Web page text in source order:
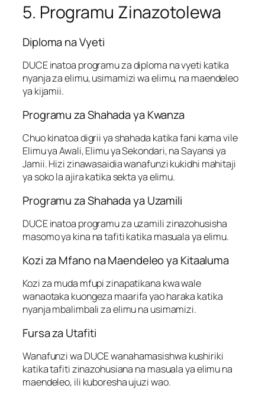
5. Programu Zinazotolewa
Diploma na Vyeti
DUCE inatoa programu za diploma na vyeti katika
nyanja za elimu, usimamizi wa elimu, na maendeleo
ya kijamii.
Programu za Shahada ya Kwanza
Chuo kinatoa digrii ya shahada katika fani kama vile
Elimu ya Awali, Elimu ya Sekondari, na Sayansi ya
Jamii. Hizi zinawasaidia wanafunzi kukidhi mahitaji
ya soko la ajira katika sekta ya elimu.
Programu za Shahada ya Uzamili
DUCE inatoa programu za uzamili zinazohusisha
masomo ya kina na tafiti katika masuala ya elimu.
Kozi za Mfano na Maendeleo ya Kitaaluma
Kozi za muda mfupi zinapatikana kwa wale
wanaotaka kuongeza maarifa yao haraka katika
nyanja mbalimbali za elimu na usimamizi.
Fursa za Utafiti
Wanafunzi wa DUCE wanahamasishwa kushiriki
katika tafiti zinazohusiana na masuala ya elimu na
maendeleo, ili kuboresha ujuzi wao.